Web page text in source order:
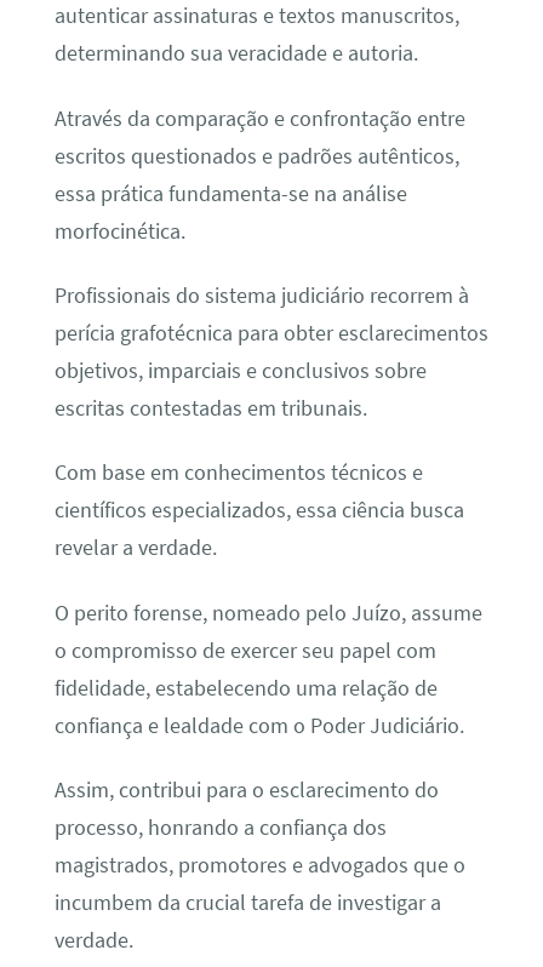
autenticar assinaturas e textos manuscritos,
determinando sua veracidade e autoria.
Através da comparação e confrontação entre
escritos questionados e padrões autênticos,
essa prática fundamenta-se na análise
morfocinética.
Profissionais do sistema judiciário recorrem à
perícia grafotécnica para obter esclarecimentos
objetivos, imparciais e conclusivos sobre
escritas contestadas em tribunais.
Com base em conhecimentos técnicos e
científicos especializados, essa ciência busca
revelar a verdade.
O perito forense, nomeado pelo Juízo, assume
o compromisso de exercer seu papel com
fidelidade, estabelecendo uma relação de
confiança e lealdade com o Poder Judiciário.
Assim, contribui para o esclarecimento do
processo, honrando a confiança dos
magistrados, promotores e advogados que o
incumbem da crucial tarefa de investigar a
verdade.